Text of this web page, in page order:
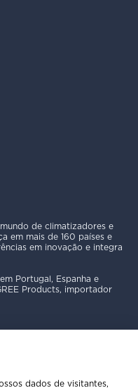
de climatizadores e
em mais de 160 países e
em inovação e integra
Portugal, Espanha e
Products, importador
dados de visitantes,